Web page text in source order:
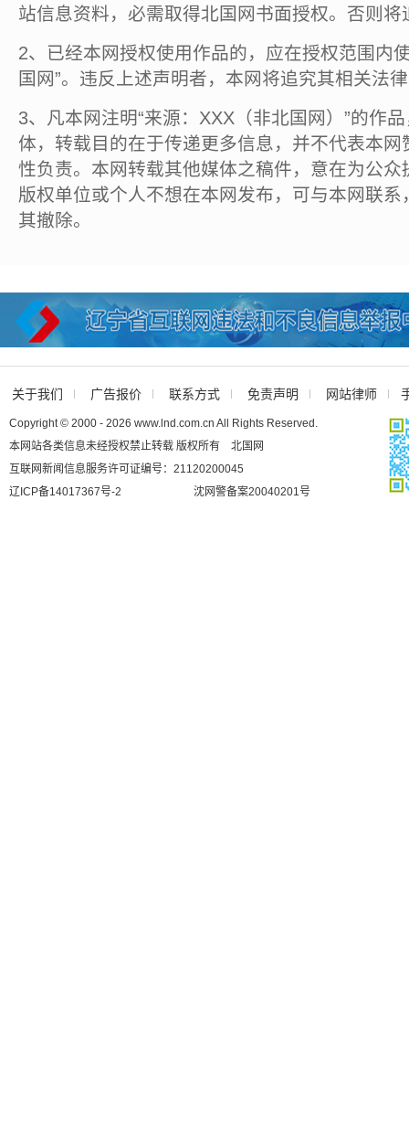
站信息资料，必需取得北国网书面授权。否则将
2、已经本网授权使用作品的，应在授权范围内
国网”。违反上述声明者，本网将追究其相关法
3、凡本网注明“来源：XXX（非北国网）”的作
体，转载目的在于传递更多信息，并不代表本
性负责。本网转载其他媒体之稿件，意在为公
版权单位或个人不想在本网发布，可与本网联
其撤除。
关于我们 广告报价 联系方式 免责声明 网站律师
Copyright © 2000 - 2026 www.lnd.com.cn All Rights Reserved.
本网站各类信息未经授权禁止转载 版权所有 北国网
互联网新闻信息服务许可证编号：21120200045
辽ICP备14017367号-2
沈网警备案20040201号